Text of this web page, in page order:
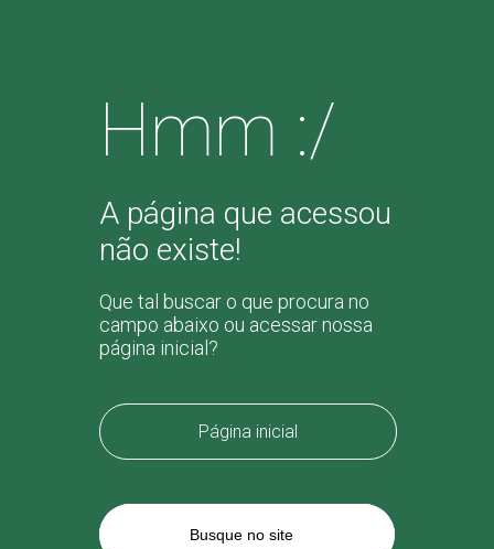
Hmm :/
A página que acessou
não existe!
Que tal buscar o que procura no
campo abaixo ou acessar nossa
página inicial?
Página inicial